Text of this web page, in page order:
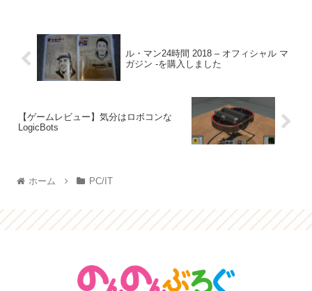
ル・マン24時間 2018 – オフィシャル マ
ガジン -を購入しました
【ゲームレビュー】気分はロボコンな
LogicBots
ホーム PC/IT